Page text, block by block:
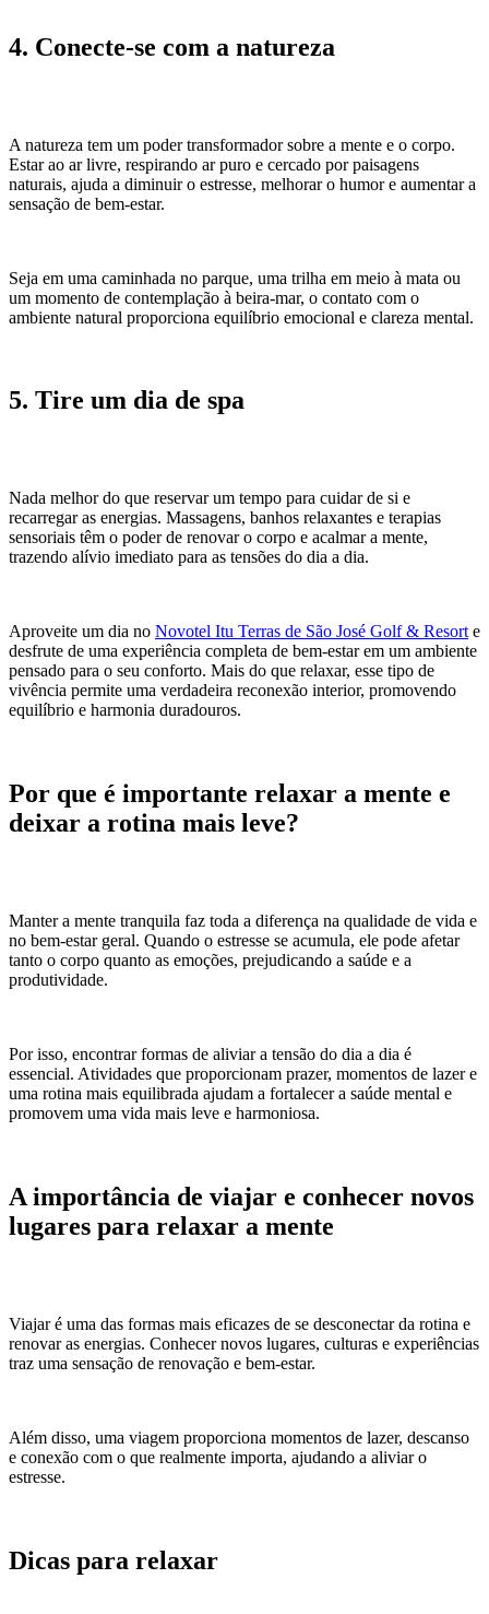
4. Conecte-se com a natureza
A natureza tem um poder transformador sobre a mente e o corpo.
Estar ao ar livre, respirando ar puro e cercado por paisagens
naturais, ajuda a diminuir o estresse, melhorar o humor e aumentar a
sensação de bem-estar.
Seja em uma caminhada no parque, uma trilha em meio à mata ou
um momento de contemplação à beira-mar, o contato com o
ambiente natural proporciona equilíbrio emocional e clareza mental.
5. Tire um dia de spa
Nada melhor do que reservar um tempo para cuidar de si e
recarregar as energias. Massagens, banhos relaxantes e terapias
sensoriais têm o poder de renovar o corpo e acalmar a mente,
trazendo alívio imediato para as tensões do dia a dia.
Aproveite um dia no Novotel Itu Terras de São José Golf & Resort e
desfrute de uma experiência completa de bem-estar em um ambiente
pensado para o seu conforto. Mais do que relaxar, esse tipo de
vivência permite uma verdadeira reconexão interior, promovendo
equilíbrio e harmonia duradouros.
Por que é importante relaxar a mente e
deixar a rotina mais leve?
Manter a mente tranquila faz toda a diferença na qualidade de vida e
no bem-estar geral. Quando o estresse se acumula, ele pode afetar
tanto o corpo quanto as emoções, prejudicando a saúde e a
produtividade.
Por isso, encontrar formas de aliviar a tensão do dia a dia é
essencial. Atividades que proporcionam prazer, momentos de lazer e
uma rotina mais equilibrada ajudam a fortalecer a saúde mental e
promovem uma vida mais leve e harmoniosa.
A importância de viajar e conhecer novos
lugares para relaxar a mente
Viajar é uma das formas mais eficazes de se desconectar da rotina e
renovar as energias. Conhecer novos lugares, culturas e experiências
traz uma sensação de renovação e bem-estar.
Além disso, uma viagem proporciona momentos de lazer, descanso
e conexão com o que realmente importa, ajudando a aliviar o
estresse.
Dicas para relaxar